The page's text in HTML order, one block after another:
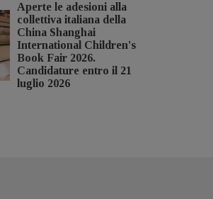
Aperte le adesioni alla
collettiva italiana della
China Shanghai
International Children's
Book Fair 2026.
Candidature entro il 21
luglio 2026